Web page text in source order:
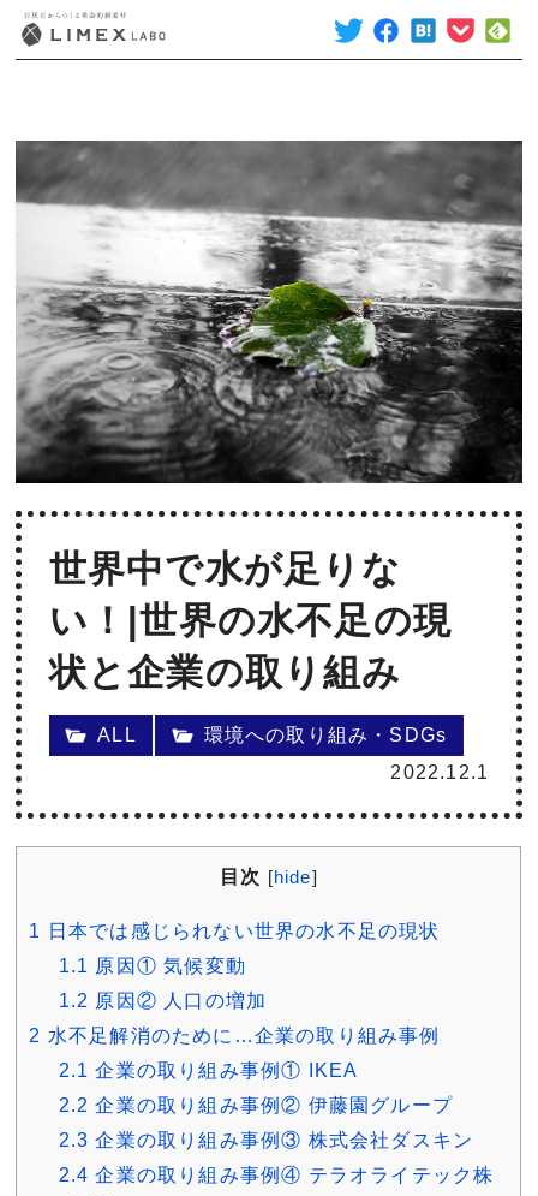
世界中で水が足りな
い！|世界の水不足の現
状と企業の取り組み
ALL
環境への取り組み・SDGs
2022.12.1
目次 [hide]
1 日本では感じられない世界の水不足の現状
1.1 原因① 気候変動
1.2 原因② 人口の増加
2 水不足解消のために…企業の取り組み事例
2.1 企業の取り組み事例① IKEA
2.2 企業の取り組み事例② 伊藤園グループ
2.3 企業の取り組み事例③ 株式会社ダスキン
2.4 企業の取り組み事例④ テラオライテック株